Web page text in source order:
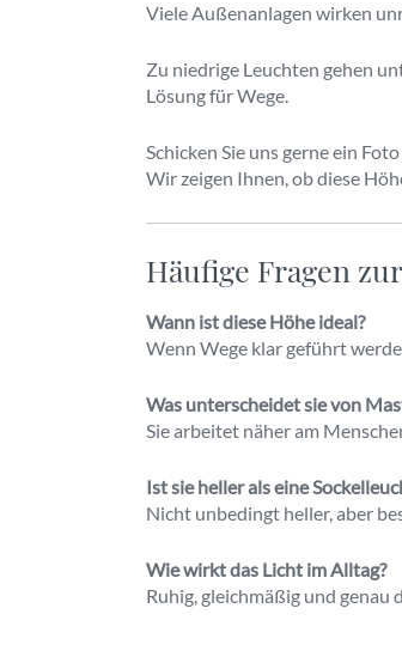
Viele Außenanlagen wirken
Zu niedrige Leuchten gehen
Lösung für Wege.
Schicken Sie uns gerne ein
Wir zeigen Ihnen, ob diese
Häufige Fragen
Wann ist diese Höhe ideal?
Wenn Wege klar geführt
Was unterscheidet sie von
Sie arbeitet näher am
Ist sie heller als eine
Nicht unbedingt heller, aber
Wie wirkt das Licht im Alltag?
Ruhig, gleichmäßig und genau